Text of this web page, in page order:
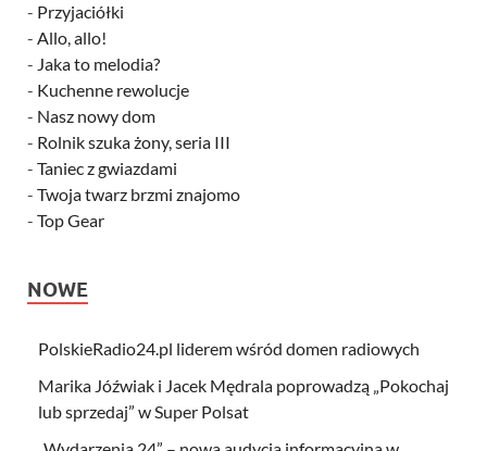
- Przyjaciółki
- Allo, allo!
- Jaka to melodia?
- Kuchenne rewolucje
- Nasz nowy dom
- Rolnik szuka żony, seria III
- Taniec z gwiazdami
- Twoja twarz brzmi znajomo
- Top Gear
NOWE
PolskieRadio24.pl liderem wśród domen radiowych
Marika Jóźwiak i Jacek Mędrala poprowadzą „Pokochaj
lub sprzedaj” w Super Polsat